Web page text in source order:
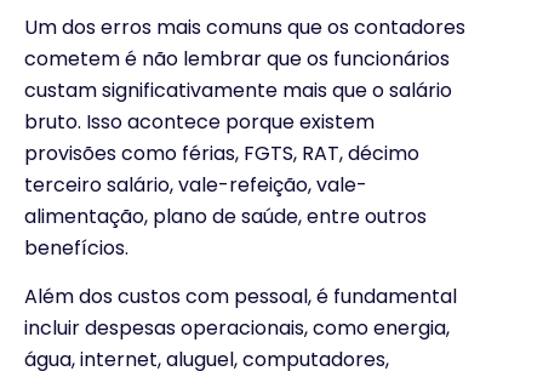
Um dos erros mais comuns que os contadores
cometem é não lembrar que os funcionários
custam significativamente mais que o salário
bruto. Isso acontece porque existem
provisões como férias, FGTS, RAT, décimo
terceiro salário, vale-refeição, vale-
alimentação, plano de saúde, entre outros
benefícios.
Além dos custos com pessoal, é fundamental
incluir despesas operacionais, como energia,
água, internet, aluguel, computadores,